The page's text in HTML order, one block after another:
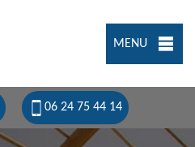
MENU
06 24 75 44 14